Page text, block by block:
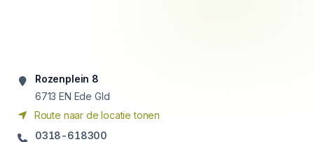
Rozenplein 8
6713 EN Ede Gld
Route naar de locatie tonen
0318-618300